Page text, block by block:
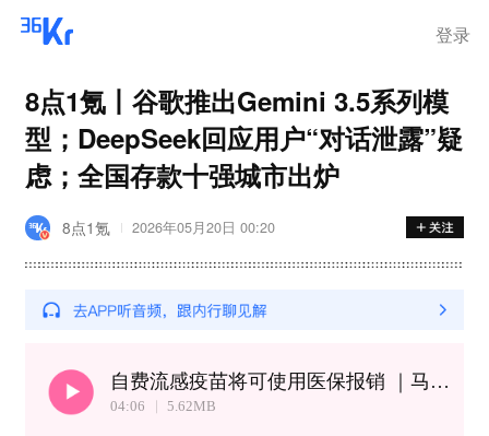
登录
8点1氪丨谷歌推出Gemini 3.5系列模
型；DeepSeek回应用户“对话泄露”疑
虑；全国存款十强城市出炉
8点1氪 2026年05月20日 00:20
自费流感疫苗将可使用医保报销 ｜马斯克称10年后自己开车将非常小众
04:06 5.62MB